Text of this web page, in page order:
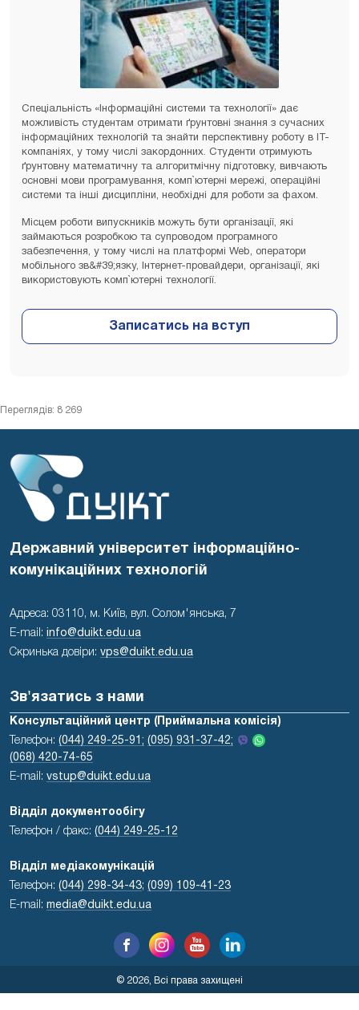
Спеціальність «Інформаційні системи та технології» дає
можливість студентам отримати ґрунтовні знання з сучасних
інформаційних технологій та знайти перспективну роботу в ІТ-
компаніях, у тому числі закордонних. Студенти отримують
ґрунтовну математичну та алгоритмічну підготовку, вивчають
основні мови програмування, комп`ютерні мережі, операційні
системи та інші дисципліни, необхідні для роботи за фахом.
Місцем роботи випускників можуть бути організації, які
займаються розробкою та супроводом програмного
забезпечення, у тому числі на платформі Web, оператори
мобільного зв&#39;язку, Інтернет-провайдери, організації, які
використовують комп`ютерні технології.
Переглядів: 8 269
Державний університет інформаційно-
комунікаційних технологій
Адреса: 03110, м. Київ, вул. Солом'янська, 7
E-mail: info@duikt.edu.ua
Скринька довіри: vps@duikt.edu.ua
Зв'язатись з нами
Консультаційний центр (Приймальна комісія)
Телефон: (044) 249-25-91; (095) 931-37-42;
(068) 420-74-65
E-mail: vstup@duikt.edu.ua
Відділ документообігу
Телефон / факс: (044) 249-25-12
Відділ медіакомунікацій
Телефон: (044) 298-34-43; (099) 109-41-23
E-mail: media@duikt.edu.ua
© 2026, Всі права захищені